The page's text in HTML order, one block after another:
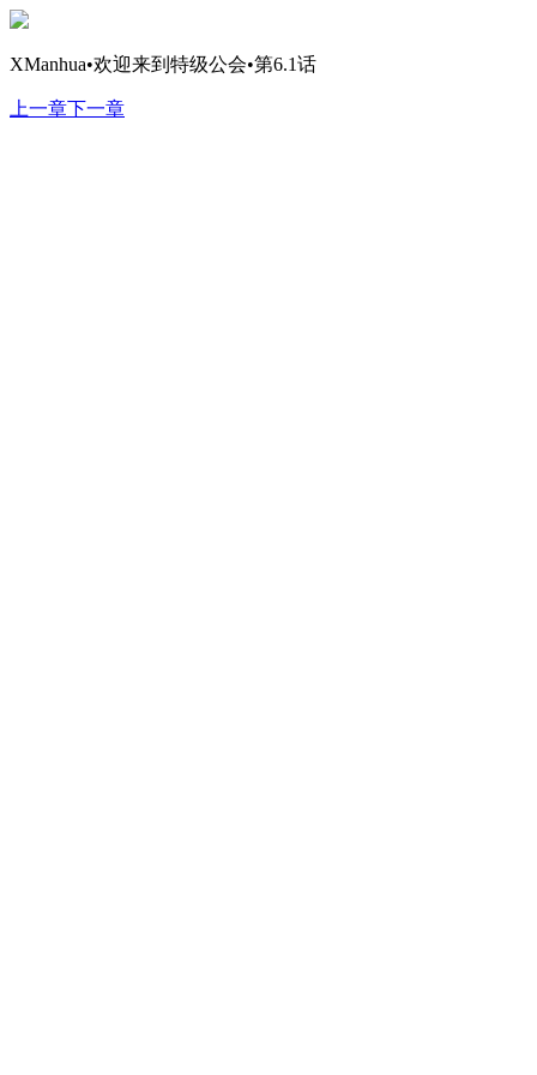
XManhua•欢迎来到特级公会•第6.1话
上一章下一章